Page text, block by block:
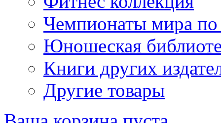
Чемпионаты мира по
Юношеская
Книги других
Другие товары